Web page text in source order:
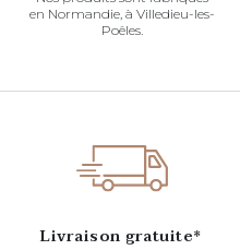
en Normandie, à Villedieu-les-
Poêles.
Livraison gratuite*